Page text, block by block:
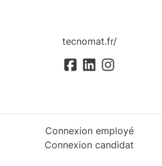
tecnomat.fr/
Connexion employé
Connexion candidat